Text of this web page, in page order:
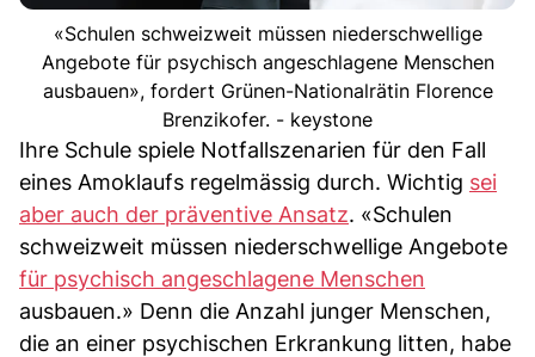
«Schulen schweizweit müssen niederschwellige
Angebote für psychisch angeschlagene Menschen
ausbauen», fordert Grünen-Nationalrätin Florence
Brenzikofer. - keystone
Ihre Schule spiele Notfallszenarien für den Fall
eines Amoklaufs regelmässig durch. Wichtig sei
aber auch der präventive Ansatz. «Schulen
schweizweit müssen niederschwellige Angebote
für psychisch angeschlagene Menschen
ausbauen.» Denn die Anzahl junger Menschen,
die an einer psychischen Erkrankung litten, habe